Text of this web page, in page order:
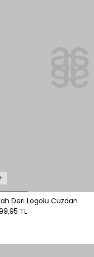
Deri Logolu Cüzdan
TL